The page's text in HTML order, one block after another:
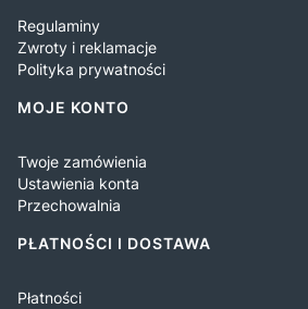
Regulaminy
Zwroty i reklamacje
Polityka prywatności
MOJE KONTO
Twoje zamówienia
Ustawienia konta
Przechowalnia
PŁATNOŚCI I DOSTAWA
Płatności